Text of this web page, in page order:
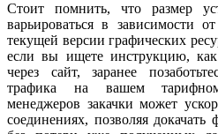
Стоит помнить, что размер
варьироваться в зависимости
текущей версии графических
если вы ищете инструкцию,
через сайт, заранее
трафика на вашем
менеджеров закачки может
соединениях, позволяя